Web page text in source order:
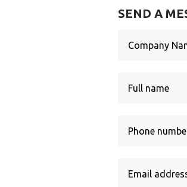
SEND A